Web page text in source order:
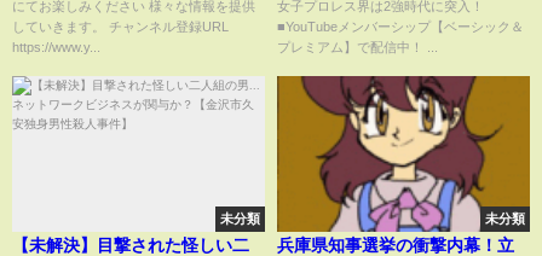
にてお楽しみください 様々な情報を提供
していきます。 チャンネル登録URL
https://www.y...
岩谷麻優！痛い1敗！投球フォー
ムが見事！5★STAR GP今後の対
女子プロレス界は2強時代に突入！
■YouTubeメンバーシップ【ベーシック＆
プレミアム】で配信中！ ...
未分類
【未解決】目撃された怪しい二
未分類
兵庫県知事選挙の衝撃内幕！立